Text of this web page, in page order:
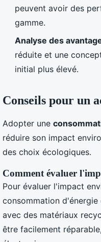
peuvent avoir des
gamme.
Analyse des
réduite et une
initial plus élevé.
Conseils pour un
Adopter une
réduire son impact
des choix écologiques.
Comment évaluer
Pour évaluer l'impact
consommation
avec des matériaux
être facilement